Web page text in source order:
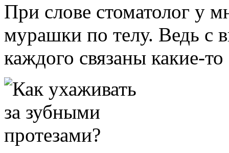
При слове стоматолог у
мурашки по телу. Ведь с
каждого связаны какие-